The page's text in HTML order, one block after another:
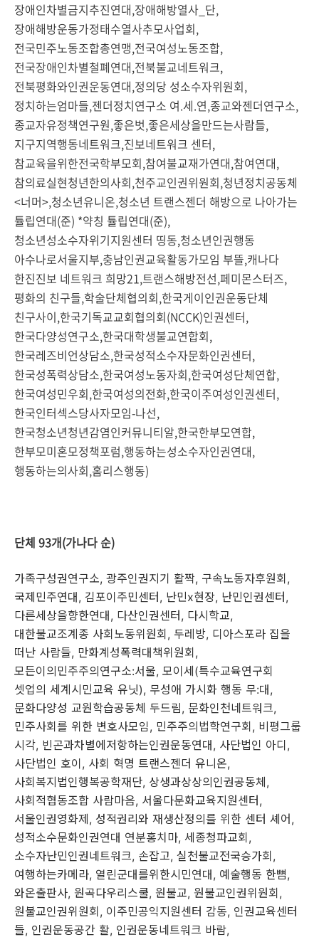
장애인차별금지추진연대,장애해방열사_단,
장애해방운동가정태수열사추모사업회,
전국민주노동조합총연맹,전국여성노동조합,
전국장애인차별철폐연대,전북불교네트워크,
전북평화와인권운동연대,정의당 성소수자위원회,
정치하는엄마들,젠더정치연구소 여.세.연,종교와젠더연구소,
종교자유정책연구원,좋은벗,좋은세상을만드는사람들,
지구지역행동네트워크,진보네트워크 센터,
참교육을위한전국학부모회,참여불교재가연대,참여연대,
참의료실현청년한의사회,천주교인권위원회,청년정치공동체
<너머>,청소년유니온,청소년 트랜스젠더 해방으로 나아가는
튤립연대(준) *약칭 튤립연대(준),
청소년성소수자위기지원센터 띵동,청소년인권행동
아수나로서울지부,충남인권교육활동가모임 부뜰,캐나다
한진진보 네트워크 희망21,트랜스해방전선,페미몬스터즈,
평화의 친구들,학술단체협의회,한국게이인권운동단체
친구사이,한국기독교교회협의회(NCCK)인권센터,
한국다양성연구소,한국대학생불교연합회,
한국레즈비언상담소,한국성적소수자문화인권센터,
한국성폭력상담소,한국여성노동자회,한국여성단체연합,
한국여성민우회,한국여성의전화,한국이주여성인권센터,
한국인터섹스당사자모임-나선,
한국청소년청년감염인커뮤니티알,한국한부모연합,
한부모미혼모정책포럼,행동하는성소수자인권연대,
행동하는의사회,홈리스행동)
단체 93개(가나다 순)
가족구성권연구소, 광주인권지기 활짝, 구속노동자후원회 ,
국제민주연대 , 김포이주민센터 , 난민x현장, 난민인권센터 ,
다른세상을향한연대 , 다산인권센터 , 다시학교,
대한불교조계종 사회노동위원회 , 두레방, 디아스포라 집을
떠난 사람들, 만화계성폭력대책위원회 ,
모든이의민주주의연구소:서울, 모이세 (특수교육연구회
셋업의 세계시민교육 유닛), 무성애 가시화 행동 무:대 ,
문화다양성 교원학습공동체 두드림, 문화인천네트워크,
민주사회를 위한 변호사모임, 민주주의법학연구회 , 비평그룹
시각, 빈곤과차별에저항하는인권운동연대 , 사단법인 아디 ,
사단법인 호이 , 사회 혁명 트랜스젠더 유니온,
사회복지법인행복공학재단, 상생과상상의인권공동체 ,
사회적협동조합 사람마음, 서울다문화교육지원센터 ,
서울인권영화제 , 성적권리와 재생산정의를 위한 센터 셰어 ,
성적소수문화인권연대 연분홍치마, 세종청파교회 ,
소수자난민인권네트워크, 손잡고, 실천불교전국승가회 ,
여행하는카메라, 열린군대를위한시민연대 , 예술행동 한뼘,
와온출판사, 원곡다우리스쿨, 원불교, 원불교인권위원회 ,
원불교인권위원회 , 이주민공익지원센터 감동, 인권교육센터
들, 인권운동공간 활, 인권운동네트워크 바람,